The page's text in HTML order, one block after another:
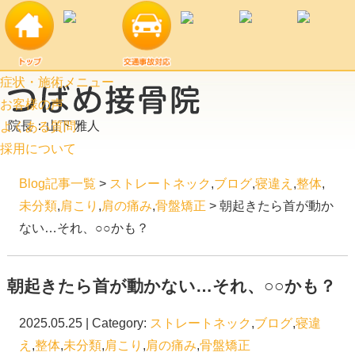
症状・施術メニュー
お客様の声
よくある質問
採用について
院長：山下 雅人
Blog記事一覧 > ストレートネック ,ブログ,寝違え ,整体,
未分類,肩こり ,肩の痛み,骨盤矯正 > 朝起きたら首が動か
ない…それ、○○かも？
朝起きたら首が動かない…それ、○○かも？
2025.05.25 | Category: ストレートネック ,ブログ,寝違
え ,整体,未分類,肩こり ,肩の痛み,骨盤矯正